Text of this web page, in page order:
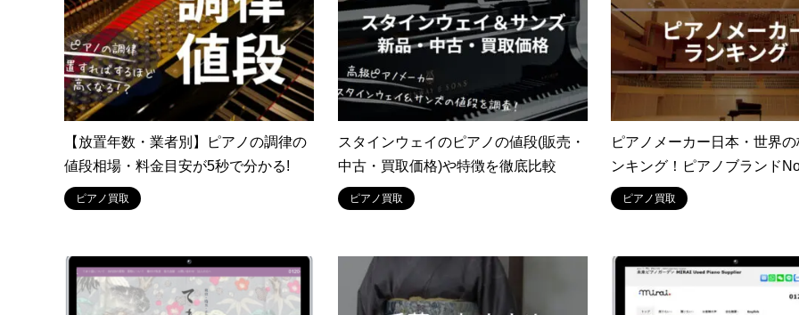
【放置年数・業者別】ピアノの調律の
値段相場・料金目安が5秒で分かる!
ピアノ買取
スタインウェイのピアノの値段(販売・
中古・買取価格)や特徴を徹底比較
ピアノ買取
ピアノメーカー日本・世界
ンキング！ピアノブランド
ピアノ買取